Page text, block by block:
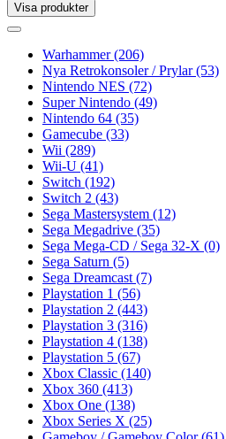
Visa produkter
Toggle
Toggle
navigationWarhammer(206)
Nya Retrokonsoler / Prylar(53)
Nintendo NES (72)
Super Nintendo (49)
Nintendo 64 (35)
Gamecube (33)
Wii (289)
Wii-U (41)
Switch (192)
Switch 2 (43)
Sega Mastersystem (12)
Sega Megadrive (35)
Sega Mega-CD / Sega 32-X (0)
Sega Saturn (5)
Sega Dreamcast (7)
Playstation 1 (56)
Playstation 2 (443)
Playstation 3 (316)
Playstation 4 (138)
Playstation 5 (67)
Xbox Classic (140)
Xbox 360 (413)
Xbox One (138)
Xbox Series X (25)